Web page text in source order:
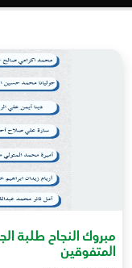
مبروك النجاح طلبة
المتفوقين